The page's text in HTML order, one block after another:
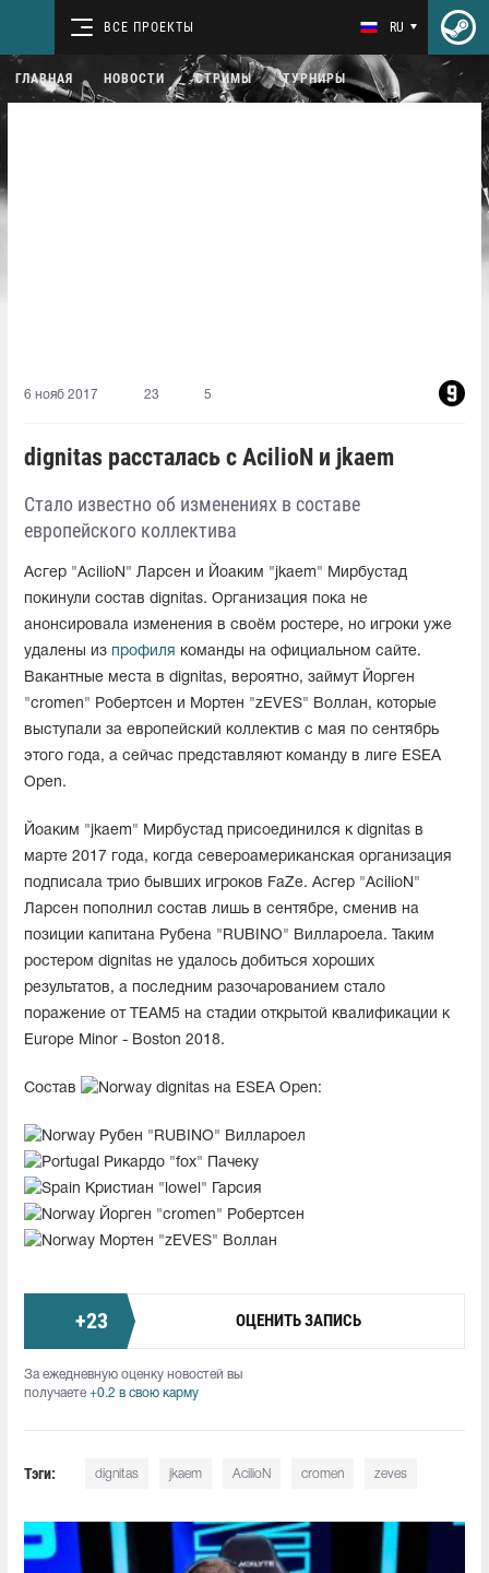
ВСЕ ПРОЕКТЫ RU
ГЛАВНАЯ НОВОСТИ СТРИМЫ ТУРНИРЫ
6 нояб 2017 23 5
dignitas рассталась с AcilioN и jkaem
Стало известно об изменениях в составе
европейского коллектива
Асгер "AcilioN" Ларсен и Йоаким "jkaem" Мирбустад
покинули состав dignitas. Организация пока не
анонсировала изменения в своём ростере, но игроки уже
удалены из профиля команды на официальном сайте.
Вакантные места в dignitas, вероятно, займут Йорген
"cromen" Робертсен и Мортен "zEVES" Воллан, которые
выступали за европейский коллектив с мая по сентябрь
этого года, а сейчас представляют команду в лиге ESEA
Open.
Йоаким "jkaem" Мирбустад присоединился к dignitas в
марте 2017 года, когда североамериканская организация
подписала трио бывших игроков FaZe. Асгер "AcilioN"
Ларсен пополнил состав лишь в сентябре, сменив на
позиции капитана Рубена "RUBINO" Виллароела. Таким
ростером dignitas не удалось добиться хороших
результатов, а последним разочарованием стало
поражение от TEAM5 на стадии открытой квалификации к
Europe Minor - Boston 2018.
Состав dignitas на ESEA Open:
Рубен "RUBINO" Виллароел
Рикардо "fox" Пачеку
Кристиан "lowel" Гарсия
Йорген "cromen" Робертсен
Мортен "zEVES" Воллан
+23 ОЦЕНИТЬ ЗАПИСЬ
За ежедневную оценку новостей вы
получаете +0.2 в свою карму
Тэги: dignitas jkaem AcilioN cromen zeves